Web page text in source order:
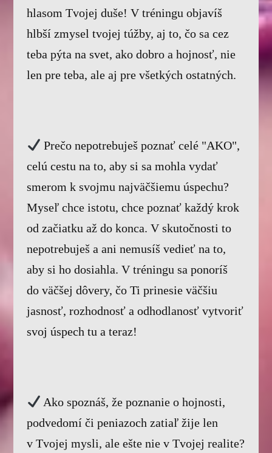
hlasom Tvojej duše! V tréningu objavíš
hlbší zmysel tvojej túžby, aj to, čo sa cez
teba pýta na svet, ako dobro a hojnosť, nie
len pre teba, ale aj pre všetkých ostatných.
Prečo nepotrebuješ poznať celé "AKO",
celú cestu na to, aby si sa mohla vydať
smerom k svojmu najväčšiemu úspechu?
Myseľ chce istotu, chce poznať každý krok
od začiatku až do konca. V skutočnosti to
nepotrebuješ a ani nemusíš vedieť na to,
aby si ho dosiahla. V tréningu sa ponoríš
do väčšej dôvery, čo Ti prinesie väčšiu
jasnosť, rozhodnosť a odhodlanosť vytvoriť
svoj úspech tu a teraz!
Ako spoznáš, že poznanie o hojnosti,
podvedomí či peniazoch zatiaľ žije len
v Tvojej mysli, ale ešte nie v Tvojej realite?